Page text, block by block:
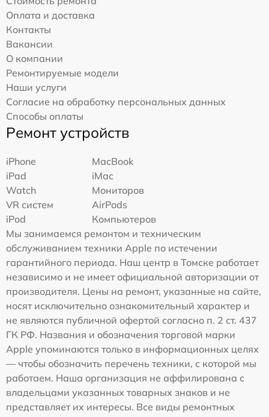
Оплата и доставка
Контакты
Вакансии
О компании
Ремонтируемые модели
Наши услуги
Согласие на обработку персональных данных
Способы оплаты
Ремонт устройств
iPhone
MacBook
iPad
iMac
Watch
Мониторов
VR систем
AirPods
iPod
Компьютеров
Мы занимаемся ремонтом и техническим
обслуживанием техники Apple по истечении
гарантийного периода. Наш центр в Томске работает
независимо и не имеет официальной авторизации от
производителя. Цены на ремонт, указанные на сайте,
носят исключительно ознакомительный характер и
не являются публичной офертой согласно п. 2 ст. 437
ГК РФ. Названия и обозначения торговой марки
Apple упоминаются только в информационных целях
— чтобы обозначить перечень техники, с которой мы
работаем. Наша организация не аффилирована с
владельцами указанных товарных знаков и не
представляет их интересы. Все виды ремонтных